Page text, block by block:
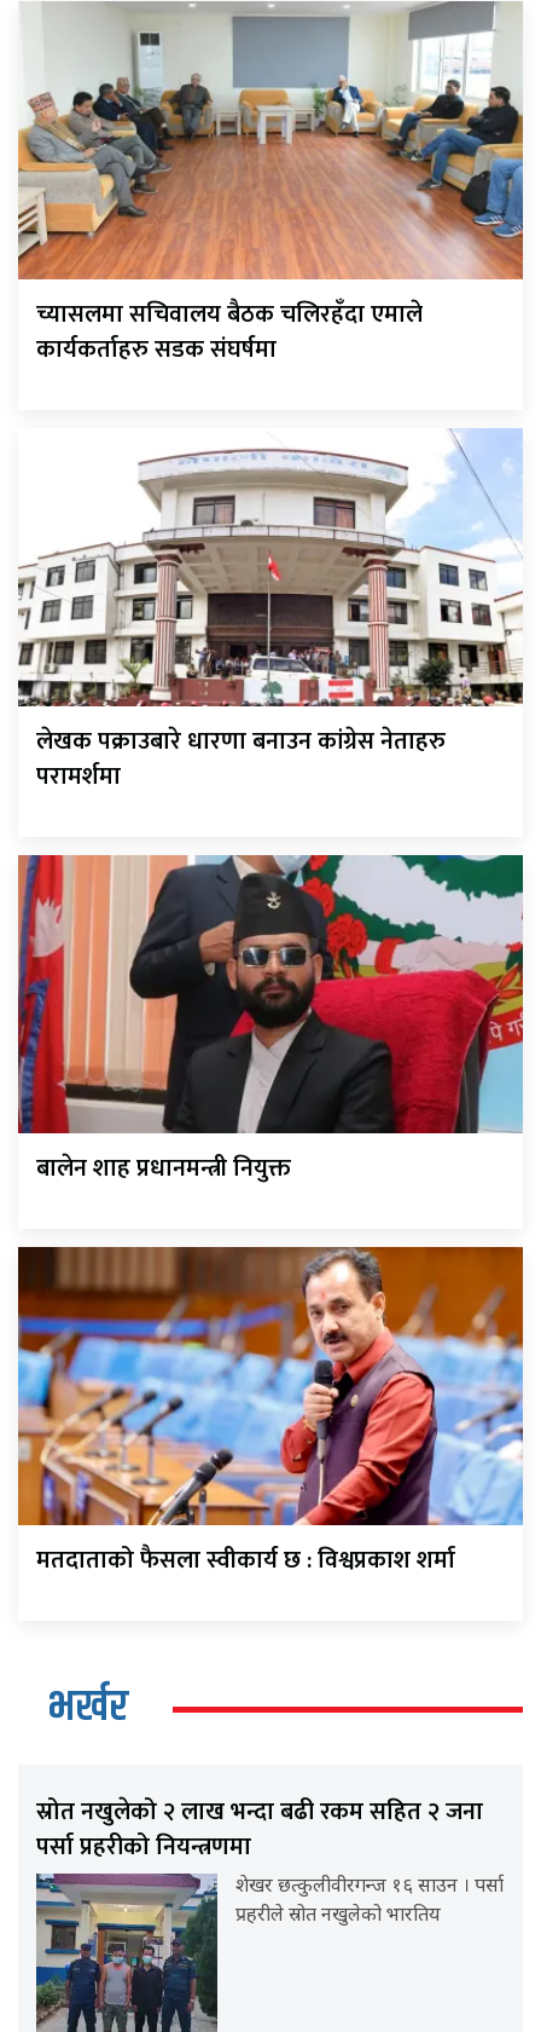
च्यासलमा सचिवालय बैठक चलिरहँदा एमाले
कार्यकर्ताहरु सडक संघर्षमा
लेखक पक्राउबारे धारणा बनाउन कांग्रेस नेताहरु
परामर्शमा
बालेन शाह प्रधानमन्त्री नियुक्त
मतदाताको फैसला स्वीकार्य छ : विश्वप्रकाश शर्मा
भर्खर
स्रोत नखुलेको २ लाख भन्दा बढी रकम सहित २ जना
पर्सा प्रहरीको नियन्त्रणमा
शेखर छत्कुलीवीरगन्ज १६ साउन । पर्सा
प्रहरीले स्रोत नखुलेको भारतिय